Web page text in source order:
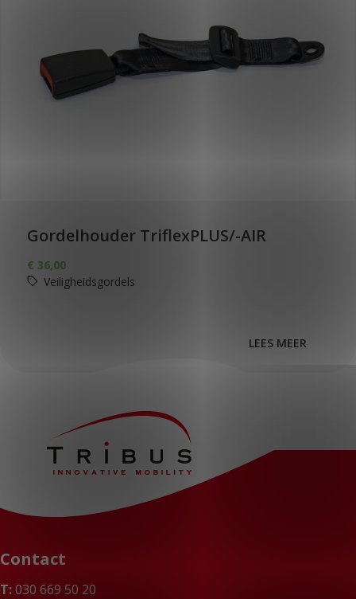
Gordelhouder TriflexPLUS/-AIR
€ 36,00
Veiligheidsgordels
LEES MEER
Contact
T:030 669 50 20